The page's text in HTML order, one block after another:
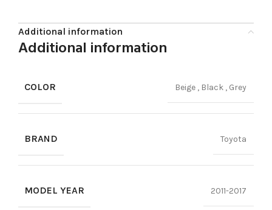
Additional information
Additional information
COLOR Beige , Black , Grey
BRAND Toyota
MODEL YEAR 2011-2017